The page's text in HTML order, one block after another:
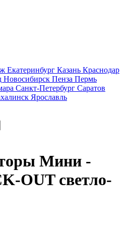
Екатеринбург Казань Краснодар
Новосибирск Пенза Пермь
Санкт-Петербург Саратов
Ярославль
Мини -
OUT светло-